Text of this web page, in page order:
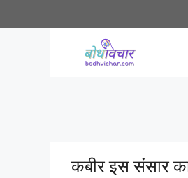
to
कबीर इस संसार का,